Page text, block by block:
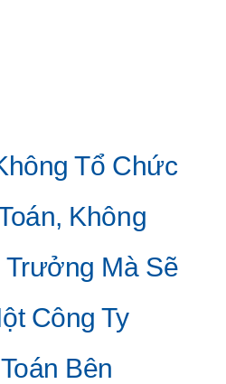
Tổ Chức
Không
Trưởng Mà Sẽ
Công Ty
Bên